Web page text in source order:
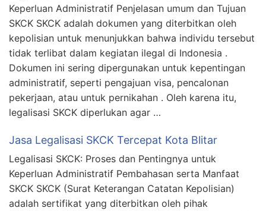
Keperluan Administratif Penjelasan umum dan Tujuan
SKCK SKCK adalah dokumen yang diterbitkan oleh
kepolisian untuk menunjukkan bahwa individu tersebut
tidak terlibat dalam kegiatan ilegal di Indonesia .
Dokumen ini sering dipergunakan untuk kepentingan
administratif, seperti pengajuan visa, pencalonan
pekerjaan, atau untuk pernikahan . Oleh karena itu,
legalisasi SKCK diperlukan agar …
Jasa Legalisasi SKCK Tercepat Kota Blitar
Legalisasi SKCK: Proses dan Pentingnya untuk
Keperluan Administratif Pembahasan serta Manfaat
SKCK SKCK (Surat Keterangan Catatan Kepolisian)
adalah sertifikat yang diterbitkan oleh pihak